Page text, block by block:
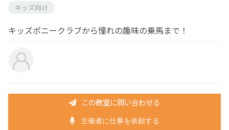
キッズ向け
キッズポニークラブから憧れの趣味の乗馬まで！
この教室に問い合わせる
主催者に仕事を依頼する